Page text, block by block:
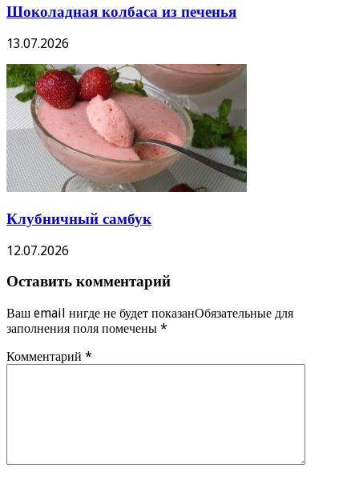
Шоколадная колбаса из печенья
13.07.2026
Клубничный самбук
12.07.2026
Оставить комментарий
Ваш email нигде не будет показанОбязательные для
заполнения поля помечены *
Комментарий *